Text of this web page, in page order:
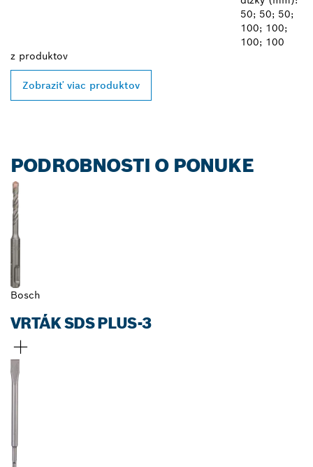
50; 50; 50;
100; 100;
100; 100
z produktov
Zobraziť viac produktov
PODROBNOSTI O PONUKE
Bosch
VRTÁK SDS PLUS-3